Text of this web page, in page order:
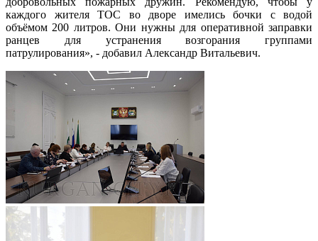
каждого жителя ТОС во дворе имелись бочки с водой
объёмом 200 литров. Они нужны для оперативной заправки
ранцев для устранения возгорания группами
патрулирования», - добавил Александр Витальевич.